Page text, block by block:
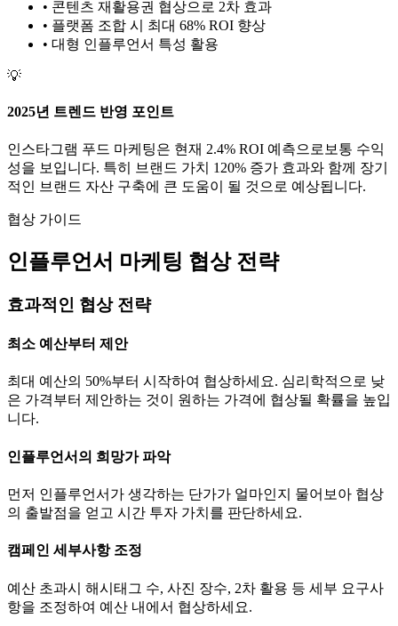
• 콘텐츠 재활용권 협상으로 2차 효과
• 플랫폼 조합 시 최대 68% ROI 향상
• 대형 인플루언서 특성 활용
💡
2025년 트렌드 반영 포인트
인스타그램 푸드 마케팅은 현재 2.4% ROI 예측으로 보통 수익
성을 보입니다. 특히 브랜드 가치
120% 증가 효과와 함께 장기
적인 브랜드 자산 구축에 큰 도움이 될 것으로 예상됩니다.
협상 가이드
인플루언서 마케팅 협상 전략
효과적인 협상 전략
최소 예산부터 제안
최대 예산의 50%부터 시작하여 협상하세요. 심리학적으로 낮
은 가격부터 제안하는 것이 원하는 가격에 협상될 확률을 높입
니다.
인플루언서의 희망가 파악
먼저 인플루언서가 생각하는 단가가 얼마인지 물어보아 협상
의 출발점을 얻고 시간 투자 가치를 판단하세요.
캠페인 세부사항 조정
예산 초과시 해시태그 수, 사진 장수, 2차 활용 등 세부 요구사
항을 조정하여 예산 내에서 협상하세요.